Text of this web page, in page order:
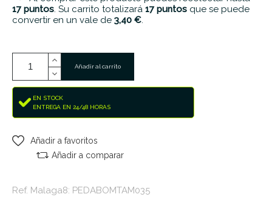
17 puntos. Su carrito totalizará 17puntos que se puede
convertir en un vale de 3,40 €.
Añadir al carrito
EN STOCK
ENTREGA EN 24/48 HORAS
Añadir a favoritos
Añadir a comparar
Ref. Malaga8: PEDABOMTAM035